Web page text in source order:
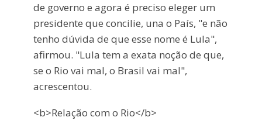
de governo e agora é preciso eleger um
presidente que concilie, una o País, "e não
tenho dúvida de que esse nome é Lula",
afirmou. "Lula tem a exata noção de que,
se o Rio vai mal, o Brasil vai mal",
acrescentou.
<b>Relação com o Rio</b>